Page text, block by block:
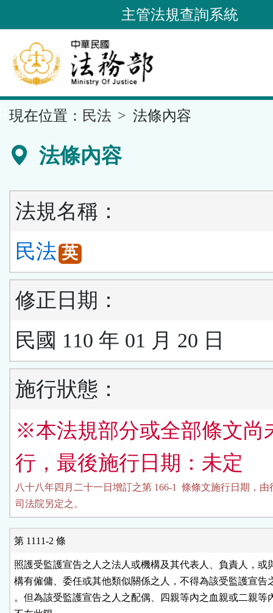
到
要
內
容
區
主管法規查詢系統
現在位置： 民法 法條內容
法條內容
法規名稱：
民法 英
修正日期：
民國 110 年 01 月 20 日
施行狀態：
※本法規部分或全部條文尚
行，最後施行日期：未定
八十八年四月二十一日增訂之第 166-1  條條文施行日期，由
司法院另定之。
第 1111-2 條
照護受監護宣告之人之法人或機構及其代表人、負責人，或
構有僱傭、委任或其他類似關係之人，不得為該受監護宣告
。但為該受監護宣告之人之配偶、四親等內之血親或二親等